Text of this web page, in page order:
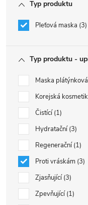
Typ produktu
Pleťová maska 3
Typ produktu -
Maska plátýnková
Korejská
Čistící 1
Hydratační 3
Regenerační 1
Proti vráskám 3
Zjasňující 3
Zpevňující 1